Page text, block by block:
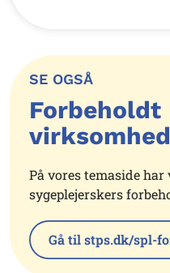
SE OGSÅ
Forbeholdt
På vores temaside
sygeplejerskers
Gå til stps.dk/spl-